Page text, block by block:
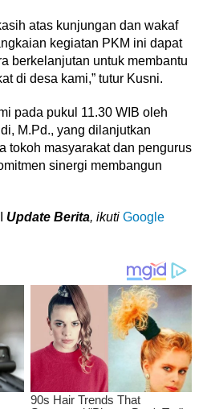
atas kunjungan dan wakaf
kegiatan PKM ini dapat
berkelanjutan untuk membantu
di desa kami,” tutur Kusni.
pada pukul 11.30 WIB oleh
M.Pd., yang dilanjutkan
tokoh masyarakat dan pengurus
sinergi membangun
Update Berita, ikuti Google